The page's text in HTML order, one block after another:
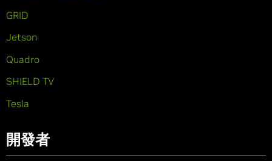
GRID
Jetson
Quadro
SHIELD TV
Tesla
開發者